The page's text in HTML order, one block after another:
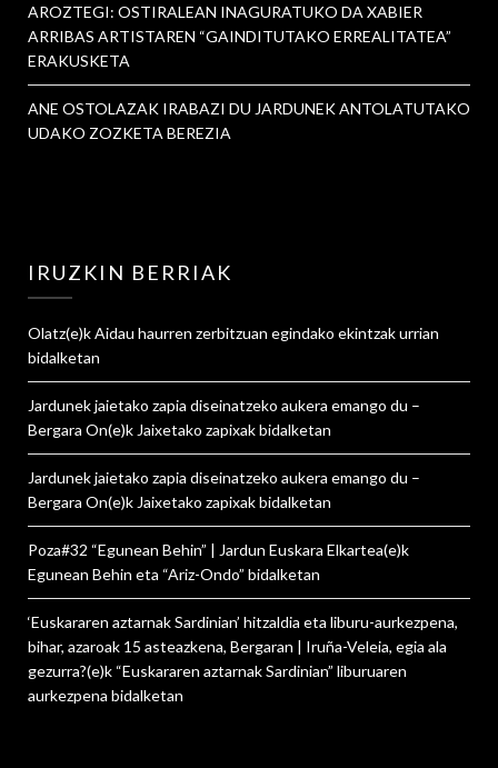
AROZTEGI: OSTIRALEAN INAGURATUKO DA XABIER
ARRIBAS ARTISTAREN “GAINDITUTAKO ERREALITATEA”
ERAKUSKETA
ANE OSTOLAZAK IRABAZI DU JARDUNEK ANTOLATUTAKO
UDAKO ZOZKETA BEREZIA
IRUZKIN BERRIAK
Olatz(e)kAidau haurren zerbitzuan egindako ekintzak urrian
bidalketan
Jardunek jaietako zapia diseinatzeko aukera emango du –
Bergara On(e)k Jaixetako zapixakbidalketan
Jardunek jaietako zapia diseinatzeko aukera emango du –
Bergara On(e)k Jaixetako zapixakbidalketan
Poza#32 “Egunean Behin” | Jardun Euskara Elkartea(e)k
Egunean Behin eta “Ariz-Ondo” bidalketan
‘Euskararen aztarnak Sardinian’ hitzaldia eta liburu-aurkezpena,
bihar, azaroak 15 asteazkena, Bergaran | Iruña-Veleia, egia ala
gezurra?(e)k “Euskararen aztarnak Sardinian” liburuaren
aurkezpena bidalketan